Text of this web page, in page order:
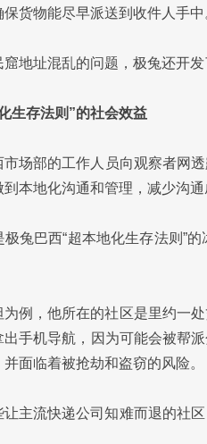
货物能尽早派送到收件人手中
窟地址混乱的问题，极兔还开
生存法则”的社会效益
市场部的工作人员向观察者网
到本地化沟通和管理，减少沟
极兔巴西“超本地化生存法则”
为例，他所在的社区是里约一
出手机导航，因为可能会被帮
面临着被抢劫和盗窃的风险。
让主流快递公司知难而退的社